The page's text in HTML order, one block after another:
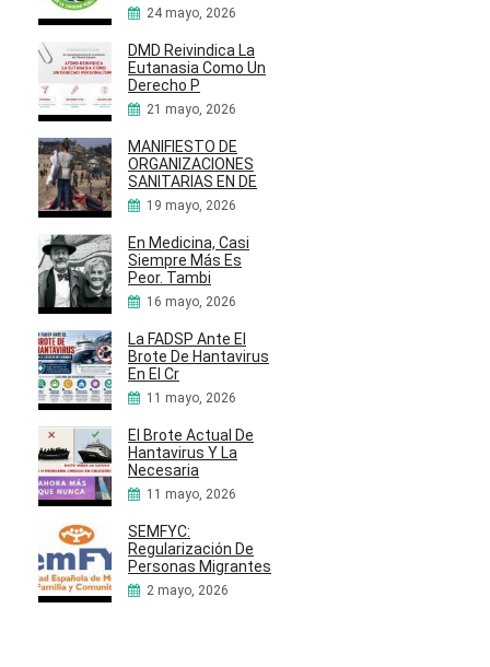
24 mayo, 2026
DMD Reivindica La
Eutanasia Como Un
Derecho P
21 mayo, 2026
MANIFIESTO DE
ORGANIZACIONES
SANITARIAS EN DE
19 mayo, 2026
En Medicina, Casi
Siempre Más Es
Peor. Tambi
16 mayo, 2026
La FADSP Ante El
Brote De Hantavirus
En El Cr
11 mayo, 2026
El Brote Actual De
Hantavirus Y La
Necesaria
11 mayo, 2026
SEMFYC:
Regularización De
Personas Migrantes
2 mayo, 2026